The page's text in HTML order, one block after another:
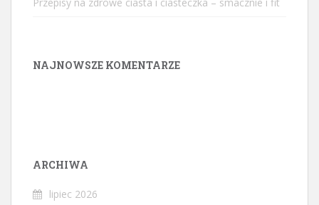
NAJNOWSZE KOMENTARZE
ARCHIWA
lipiec 2026